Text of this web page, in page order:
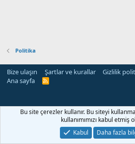
Politika
Bize ulaşın Şartlar ve kurallar Gizlilik
Ana sayfa
R
Bu site çerezler kullanır. Bu siteyi
kullanımımızı kabul etmiş
Kabul
Daha fazla